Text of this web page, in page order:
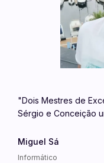
"Dois Mestres de
Sérgio e Conceição
Miguel Sá
Informático